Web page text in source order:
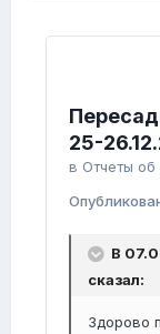
25-
в Отчеты об
В
сказал:
Здорово